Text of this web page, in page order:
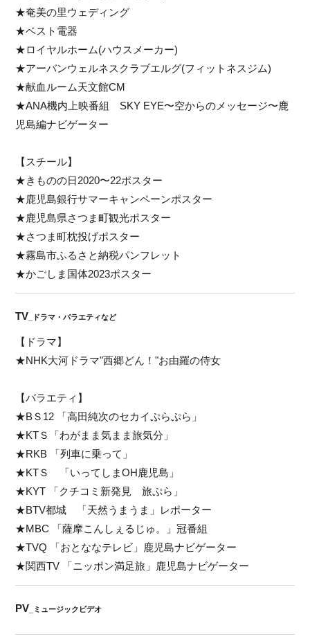
★奄美の里ウェディング
★ベスト電器
★ロイヤルホーム(ハウスメーカー)
★アーバンウェルネスクラブエルグ(フィットネスジム)
★献血ルーム天文館CM
★ANA機内上映番組 SKY EYE〜空からのメッセージ〜鹿
児島編ナビゲーター
【スチール】
★きものの日2020〜22ポスター
★鹿児島銀行サマーキャンペーンポスター
★鹿児島県さつま町観光ポスター
★さつま町枕投げポスター
★霧島市ふるさと納税パンフレット
★かごしま国体2023ポスター
TV _ドラマ・バラエティなど
【ドラマ】
★NHK大河ドラマ"西郷どん！"お由羅の侍女
【バラエティ】
★BＳ12 「高田純次のセカイぷらぷら」
★KTＳ「わがまま気まま旅気分」
★RKB 「列車に乗って」
★KTＳ 「いってしまOH鹿児島」
★KYT 「クチコミ新発見 旅ぷら」
★BTV都城 「天然うまうま」レポーター
★MBC 「薩摩こんしぇるじゅ。」冠番組
★TVQ 「おとななテレビ」鹿児島ナビゲーター
★関西TV 「ニッポン満足旅」鹿児島ナビゲーター
PV _ミュージックビデオ